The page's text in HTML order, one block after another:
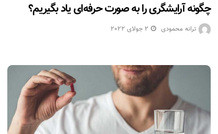
چگونه آرایشگری را به صورت حرفه‌ای یاد بگیریم؟
ترانه محمودی 2 جولای 2022